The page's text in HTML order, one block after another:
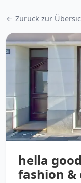
← Zurück zur
hella
fashion &